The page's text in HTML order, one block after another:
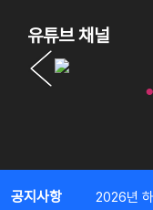
유튜브 채널
공지사항 2026년